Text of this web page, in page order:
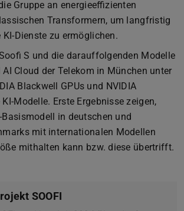
Gruppe an energieeffizienten
Transformern, um langfristig
Dienste zu ermöglichen.
S und die darauffolgenden Modelle
Cloud der Telekom in München unter
Blackwell GPUs und NVIDIA
Modelle. Erste Ergebnisse zeigen,
in deutschen und
mit internationalen Modellen
mithalten kann bzw. diese übertrifft.
SOOFI